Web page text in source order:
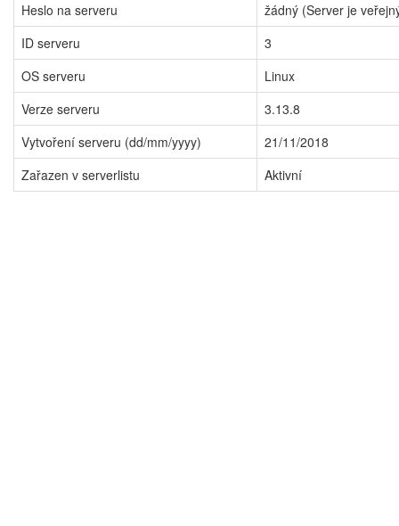
Heslo na serveru
žádný (Server je
ID serveru
3
OS serveru
Linux
Verze serveru
3.13.8
Vytvoření serveru (dd/mm/yyyy)
21/11/2018
Zařazen v serverlistu
Aktivní